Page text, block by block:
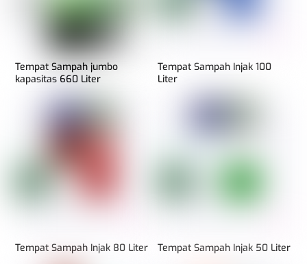
Tempat Sampah jumbo
kapasitas 660 Liter
Tempat Sampah Injak 100
Liter
Tempat Sampah Injak 80 Liter Tempat Sampah Injak 50 Liter